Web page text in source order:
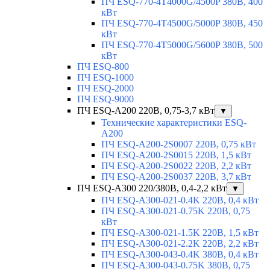
кВт
ПЧ ESQ-770-4T4500G/5000P 380В, 450
кВт
ПЧ ESQ-770-4T5000G/5600P 380В, 500
кВт
ПЧ ESQ-800
ПЧ ESQ-1000
ПЧ ESQ-2000
ПЧ ESQ-9000
ПЧ ESQ-A200 220В, 0,75-3,7 кВт
▼
Технические характеристики ESQ-
A200
ПЧ ESQ-A200-2S0007 220В, 0,75 кВт
ПЧ ESQ-A200-2S0015 220В, 1,5 кВт
ПЧ ESQ-A200-2S0022 220В, 2,2 кВт
ПЧ ESQ-A200-2S0037 220В, 3,7 кВт
ПЧ ESQ-A300 220/380В, 0,4-2,2 кВт
▼
ПЧ ESQ-A300-021-0.4K 220В, 0,4 кВт
ПЧ ESQ-A300-021-0.75K 220В, 0,75
кВт
ПЧ ESQ-A300-021-1.5K 220В, 1,5 кВт
ПЧ ESQ-A300-021-2.2K 220В, 2,2 кВт
ПЧ ESQ-A300-043-0.4K 380В, 0,4 кВт
ПЧ ESQ-A300-043-0.75K 380В, 0,75